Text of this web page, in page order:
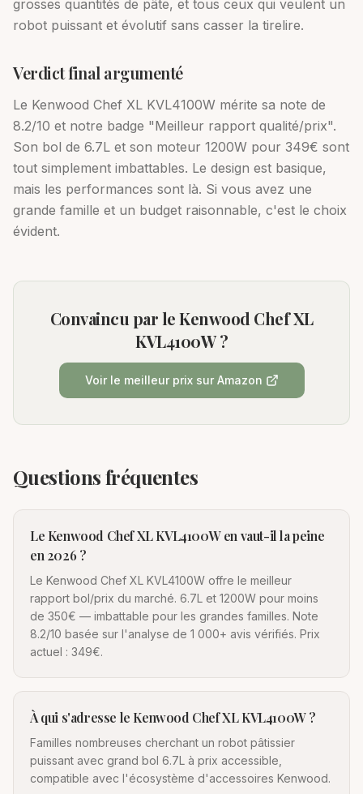
grosses quantités de pâte, et tous ceux qui veulent un
robot puissant et évolutif sans casser la tirelire.
Verdict final argumenté
Le Kenwood Chef XL KVL4100W mérite sa note de
8.2/10 et notre badge "Meilleur rapport qualité/prix".
Son bol de 6.7L et son moteur 1200W pour 349€ sont
tout simplement imbattables. Le design est basique,
mais les performances sont là. Si vous avez une
grande famille et un budget raisonnable, c'est le choix
évident.
Convaincu par leKenwood Chef XL
KVL4100W?
Voir le meilleur prix sur Amazon
Questions fréquentes
Le Kenwood Chef XL KVL4100W en vaut-il la peine
en 2026 ?
Le Kenwood Chef XL KVL4100W offre le meilleur
rapport bol/prix du marché. 6.7L et 1200W pour moins
de 350€ — imbattable pour les grandes familles. Note
8.2/10 basée sur l'analyse de 1 000+ avis vérifiés. Prix
actuel : 349€.
À qui s'adresse le Kenwood Chef XL KVL4100W ?
Familles nombreuses cherchant un robot pâtissier
puissant avec grand bol 6.7L à prix accessible,
compatible avec l'écosystème d'accessoires Kenwood.